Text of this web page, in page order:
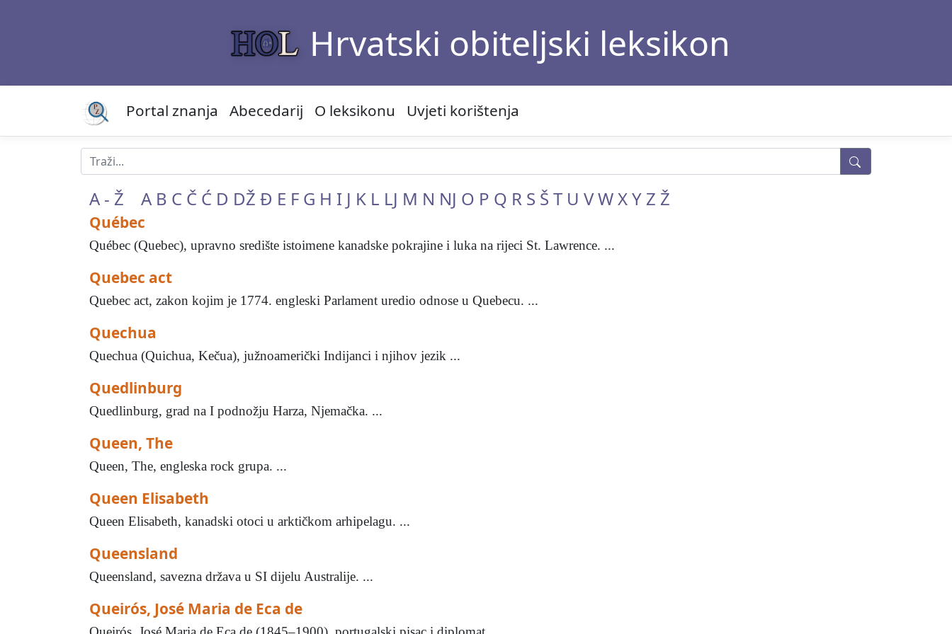
Hrvatski obiteljski leksikon
Portal znanja Abecedarij O leksikonu Uvjeti korištenja
A - Ž A B C Č Ć D DŽ Đ E F G H I J K L LJ M N NJ O P Q R S Š T U VWXY Z Ž
Québec
Québec (Quebec), upravno središte istoimene kanadske pokrajine i luka na rijeci St. Lawrence. ...
Quebec act
Quebec act, zakon kojim je 1774. engleski Parlament uredio odnose u Quebecu. ...
Quechua
Quechua (Quichua, Kečua), južnoamerički Indijanci i njihov jezik ...
Quedlinburg
Quedlinburg, grad na I podnožju Harza, Njemačka. ...
Queen, The
Queen, The, engleska rock grupa. ...
Queen Elisabeth
Queen Elisabeth, kanadski otoci u arktičkom arhipelagu. ...
Queensland
Queensland, savezna država u SI dijelu Australije. ...
Queirós, José Maria de Eca de